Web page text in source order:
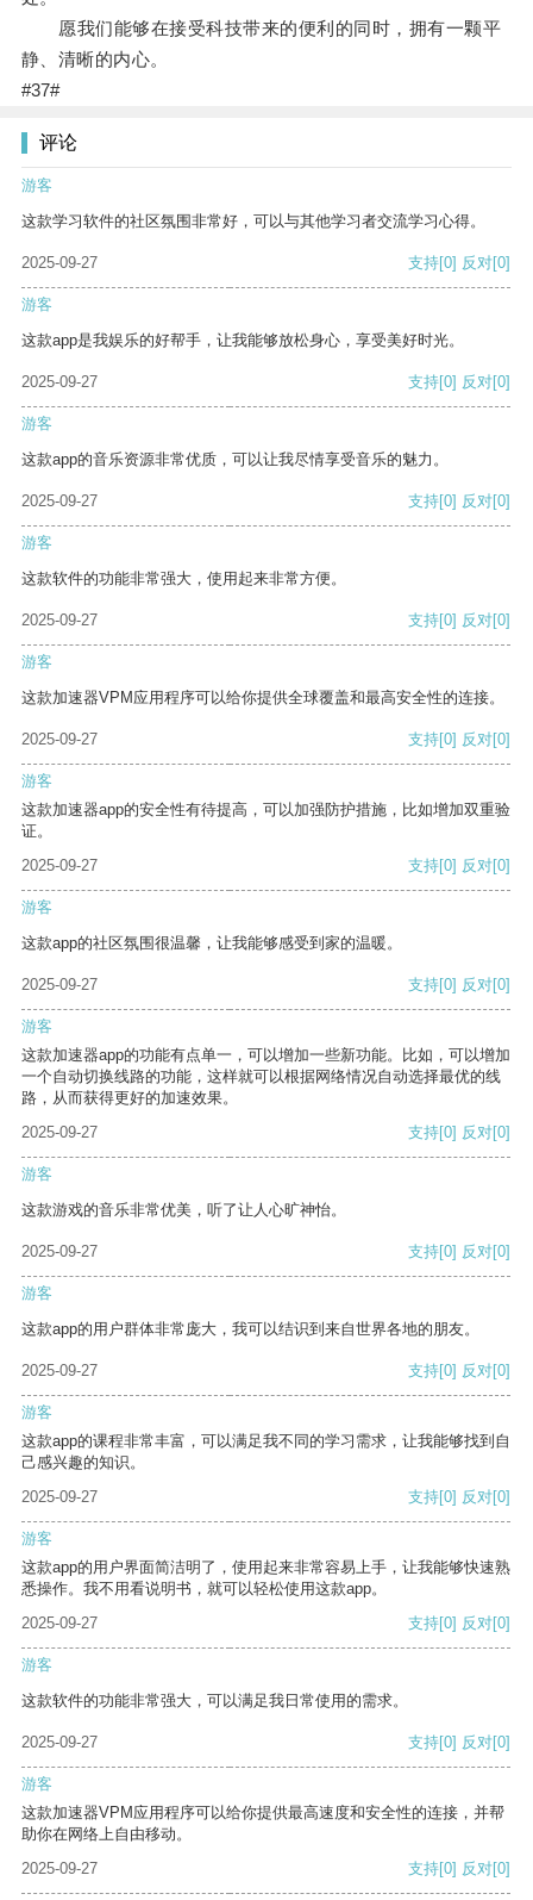
愿我们能够在接受科技带来的便利的同时，拥有一颗平
静、清晰的内心。
#37#
评论
游客
这款学习软件的社区氛围非常好，可以与其他学习者交流学习心得。
2025-09-27 支持[0] 反对[0]
游客
这款app是我娱乐的好帮手，让我能够放松身心，享受美好时光。
2025-09-27 支持[0] 反对[0]
游客
这款app的音乐资源非常优质，可以让我尽情享受音乐的魅力。
2025-09-27 支持[0] 反对[0]
游客
这款软件的功能非常强大，使用起来非常方便。
2025-09-27 支持[0] 反对[0]
游客
这款加速器VPM应用程序可以给你提供全球覆盖和最高安全性的连接。
2025-09-27 支持[0] 反对[0]
游客
这款加速器app的安全性有待提高，可以加强防护措施，比如增加双重验
证。
2025-09-27
支持[0] 反对[0]
游客
这款app的社区氛围很温馨，让我能够感受到家的温暖。
2025-09-27 支持[0] 反对[0]
游客
这款加速器app的功能有点单一，可以增加一些新功能。比如，可以增加
一个自动切换线路的功能，这样就可以根据网络情况自动选择最优的线
路，从而获得更好的加速效果。
2025-09-27
支持[0] 反对[0]
游客
这款游戏的音乐非常优美，听了让人心旷神怡。
2025-09-27 支持[0] 反对[0]
游客
这款app的用户群体非常庞大，我可以结识到来自世界各地的朋友。
2025-09-27 支持[0] 反对[0]
游客
这款app的课程非常丰富，可以满足我不同的学习需求，让我能够找到自
己感兴趣的知识。
2025-09-27
支持[0] 反对[0]
游客
这款app的用户界面简洁明了，使用起来非常容易上手，让我能够快速熟
悉操作。我不用看说明书，就可以轻松使用这款app。
2025-09-27
支持[0] 反对[0]
游客
这款软件的功能非常强大，可以满足我日常使用的需求。
2025-09-27 支持[0] 反对[0]
游客
这款加速器VPM应用程序可以给你提供最高速度和安全性的连接，并帮
助你在网络上自由移动。
2025-09-27
支持[0] 反对[0]